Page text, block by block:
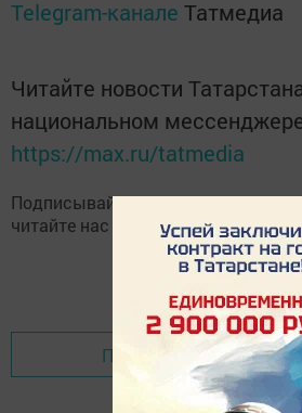
Telegram-канале Татмедиа
Читайте новости
национальном
https://max.ru/tatmedia
Подписывайтесь на нашTelegram-
читайте нас
Вконтакте,
Перейти на страницу